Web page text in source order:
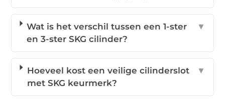
Wat is het verschil tussen een 1-ster
en 3-ster SKG cilinder?
▼
Hoeveel kost een veilige cilinderslot
met SKG keurmerk?
▼